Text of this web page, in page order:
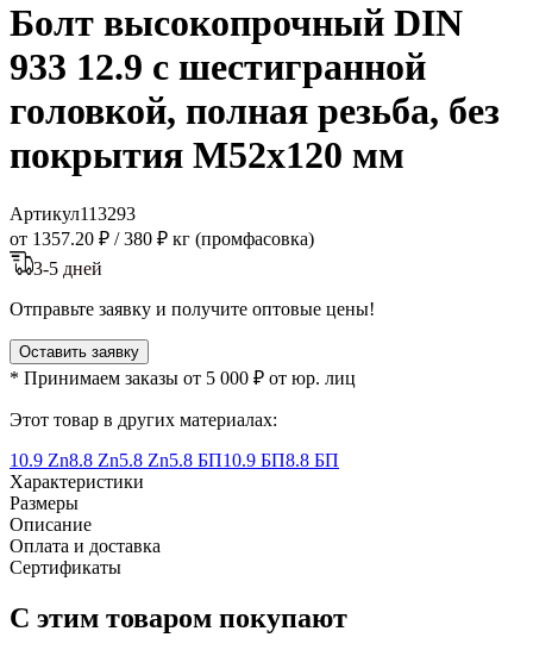
Болт высокопрочный DIN
933 12.9 с шестигранной
головкой, полная резьба, без
покрытия M52x120 мм
Артикул113293
от 1357.20 ₽ /380 ₽ кг (промфасовка)
3-5 дней
Отправьте заявку и получите оптовые цены!
Оставить заявку
* Принимаем заказы от 5 000 ₽ от юр. лиц
Этот товар в других материалах:
10.9 Zn8.8 Zn5.8 Zn5.8 БП10.9 БП8.8 БП
Характеристики
Размеры
Описание
Оплата и доставка
Сертификаты
С этим товаром покупают